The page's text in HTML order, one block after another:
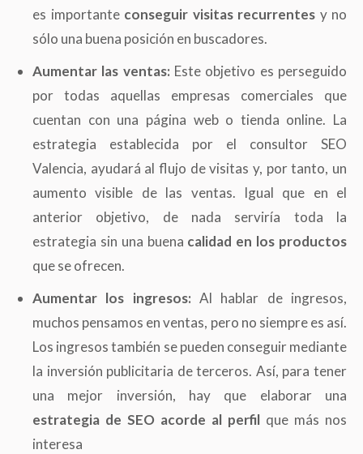
es importante conseguir visitas recurrentes y no
sólo una buena posición en buscadores.
Aumentar las ventas: Este objetivo es perseguido
por todas aquellas empresas comerciales que
cuentan con una página web o tienda online. La
estrategia establecida por el consultor SEO
Valencia, ayudará al flujo de visitas y, por tanto, un
aumento visible de las ventas. Igual que en el
anterior objetivo, de nada serviría toda la
estrategia sin una buena calidad en los productos
que se ofrecen.
Aumentar los ingresos: Al hablar de ingresos,
muchos pensamos en ventas, pero no siempre es así.
Los ingresos también se pueden conseguir mediante
la inversión publicitaria de terceros. Así, para tener
una mejor inversión, hay que elaborar una
estrategia de SEO acorde al perfil que más nos
interesa